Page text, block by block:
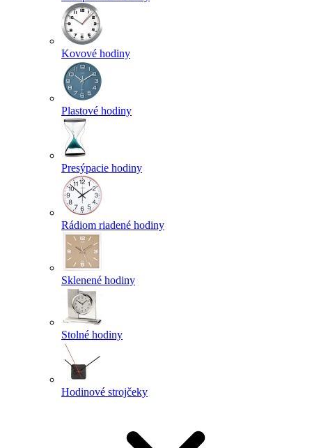
Kovové hodiny
Plastové hodiny
Presýpacie hodiny
Rádiom riadené hodiny
Sklenené hodiny
Stolné hodiny
Hodinové strojčeky